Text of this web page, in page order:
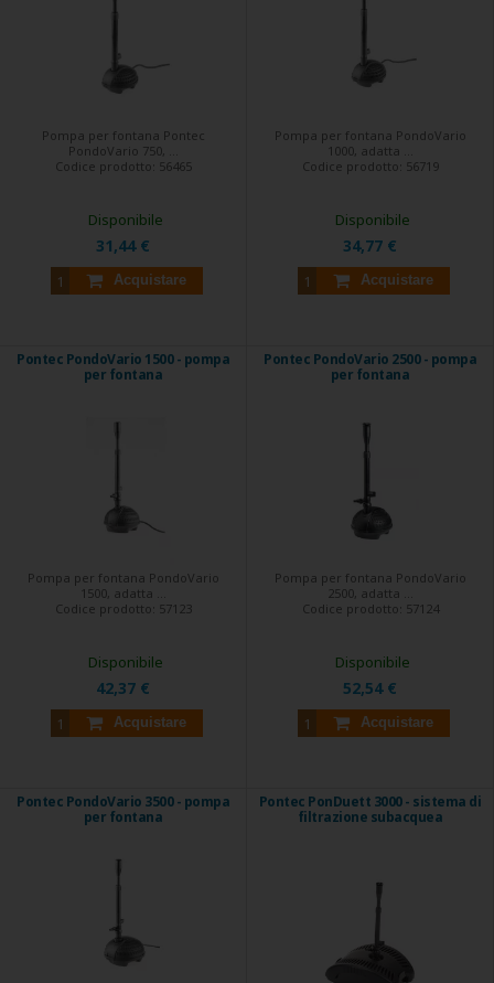
Pompa per fontana Pontec
PondoVario 750, ...
Codice prodotto: 56465
31,44 €
Acquistare
Disponibile
Pompa per fontana PondoVario
1000, adatta ...
Codice prodotto: 56719
34,77 €
Acquistare
Disponibile
Pontec PondoVario 1500 - pompa
per fontana
Pompa per fontana PondoVario
1500, adatta ...
Codice prodotto: 57123
42,37 €
Acquistare
Disponibile
Pontec PondoVario 2500 - pompa
per fontana
Pompa per fontana PondoVario
2500, adatta ...
Codice prodotto: 57124
52,54 €
Acquistare
Disponibile
Pontec PondoVario 3500 - pompa
per fontana
Pontec PonDuett 3000 - sistema di
filtrazione subacquea